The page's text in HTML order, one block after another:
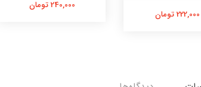
222,000 تومان
240,000 تومان